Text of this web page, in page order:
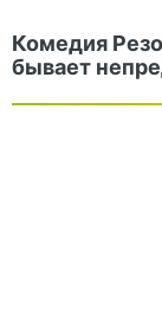
Комедия
бывает